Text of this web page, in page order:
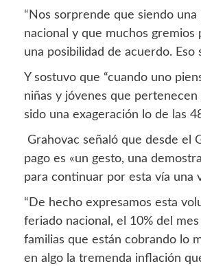
“Nos sorprende que siendo
nacional y que muchos
una posibilidad de acuerdo. Eso
Y sostuvo que “cuando uno
niñas y jóvenes que
sido una exageración lo de las
Grahovac señaló que desde el
pago es «un gesto, una
para continuar por esta vía una
“De hecho expresamos esta
feriado nacional, el 10% del
familias que están cobrando lo
en algo la tremenda inflación